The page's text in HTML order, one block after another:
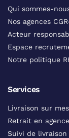
Qui sommes-
Nos agences
Acteur
Espace
Notre politique
Services
Livraison sur
Retrait en agence
Suivi de livraison